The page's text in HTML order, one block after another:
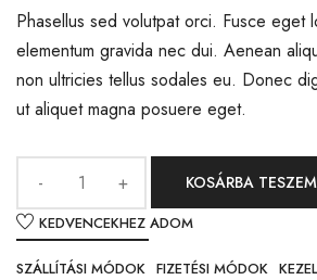
Phasellus sed volutpat orci. Fusce eget
elementum gravida nec dui. Aenean
non ultricies tellus sodales eu. Donec
ut aliquet magna posuere eget.
KOSÁRBA TESZEM
KEDVENCEKHEZ ADOM
SZÁLLÍTÁSI MÓDOK FIZETÉSI MÓDOK